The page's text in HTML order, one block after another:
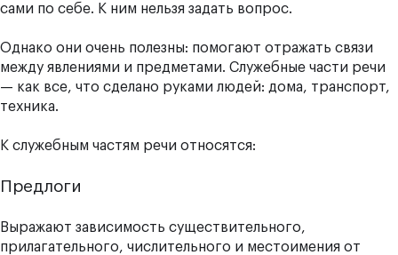
сами по себе. К ним нельзя задать вопрос.
Однако они очень полезны: помогают отражать связи
между явлениями и предметами. Служебные части речи
— как все, что сделано руками людей: дома, транспорт,
техника.
К служебным частям речи относятся:
Предлоги
Выражают зависимость существительного,
прилагательного, числительного и местоимения от